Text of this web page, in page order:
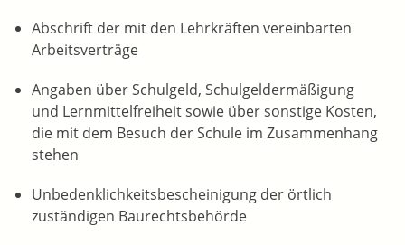
Abschrift der mit den Lehrkräften vereinbarten
Arbeitsverträge
Angaben über Schulgeld, Schulgeldermäßigung
und Lernmittelfreiheit sowie über sonstige Kosten,
die mit dem Besuch der Schule im Zusammenhang
stehen
Unbedenklichkeitsbescheinigung der örtlich
zuständigen Baurechtsbehörde